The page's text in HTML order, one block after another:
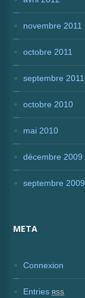
novembre 2011
octobre 2011
septembre 2011
octobre 2010
mai 2010
décembre 2009
septembre 2009
META
Connexion
EntriesRSS